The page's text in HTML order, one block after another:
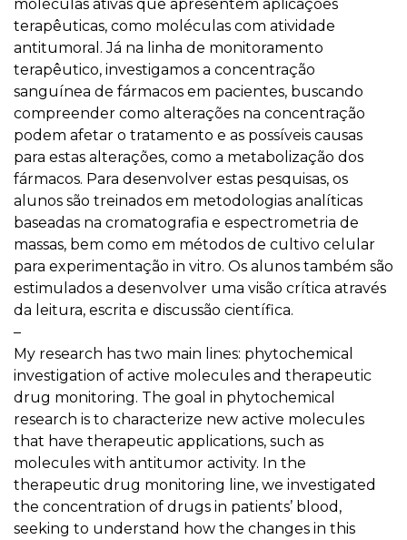
moléculas ativas que apresentem aplicações
terapêuticas, como moléculas com atividade
antitumoral. Já na linha de monitoramento
terapêutico, investigamos a concentração
sanguínea de fármacos em pacientes, buscando
compreender como alterações na concentração
podem afetar o tratamento e as possíveis causas
para estas alterações, como a metabolização dos
fármacos. Para desenvolver estas pesquisas, os
alunos são treinados em metodologias analíticas
baseadas na cromatografia e espectrometria de
massas, bem como em métodos de cultivo celular
para experimentação in vitro. Os alunos também são
estimulados a desenvolver uma visão crítica através
da leitura, escrita e discussão científica.
–
My research has two main lines: phytochemical
investigation of active molecules and therapeutic
drug monitoring. The goal in phytochemical
research is to characterize new active molecules
that have therapeutic applications, such as
molecules with antitumor activity. In the
therapeutic drug monitoring line, we investigated
the concentration of drugs in patients’ blood,
seeking to understand how the changes in this